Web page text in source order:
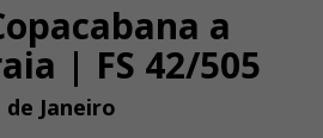
a
| FS 42/505
de Janeiro